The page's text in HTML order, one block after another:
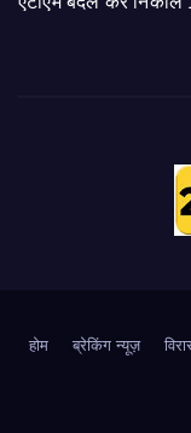
होम ब्रेकिंग न्यूज़